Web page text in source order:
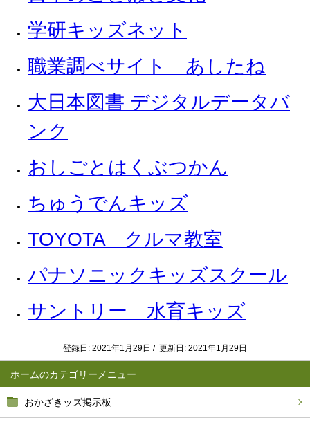
ホーム
おかざきッズ掲示板
学研キッズネット
職業調べサイト あしたね
大日本図書 デジタルデータバ
ンク
おしごとはくぶつかん
ちゅうでんキッズ
TOYOTA クルマ教室
パナソニックキッズスクール
サントリー 水育キッズ
登録日: 2021年1月29日 / 更新日: 2021年1月29日